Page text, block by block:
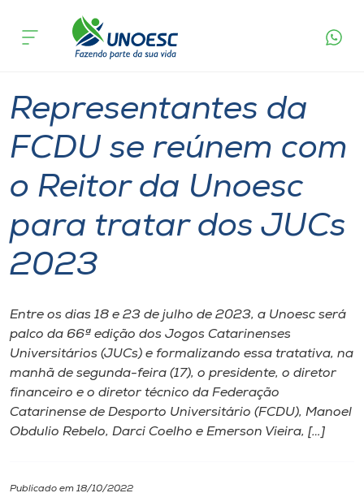
Cursos
Pesquisa
Atendimento ao Estudante
Portal de Ensino
Internacionalização
I.nova
acontece
Representantes da
FCDU se reúnem com
o Reitor da Unoesc
para tratar dos JUCs
2023
Entre os dias 18 e 23 de julho de 2023, a Unoesc será
palco da 66ª edição dos Jogos Catarinenses
Universitários (JUCs) e formalizando essa tratativa, na
manhã de segunda-feira (17), o presidente, o diretor
financeiro e o diretor técnico da Federação
Catarinense de Desporto Universitário (FCDU), Manoel
Obdulio Rebelo, Darci Coelho e Emerson Vieira, […]
Publicado em 18/10/2022